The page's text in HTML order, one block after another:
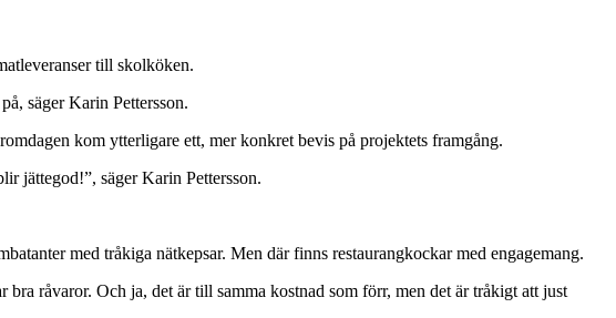
till skolköken.
säger Karin Pettersson.
kom ytterligare ett, mer konkret bevis på projektets framgång.
jättegod!”, säger Karin Pettersson.
med tråkiga nätkepsar. Men där finns restaurangkockar med engagemang.
råvaror. Och ja, det är till samma kostnad som förr, men det är tråkigt att just